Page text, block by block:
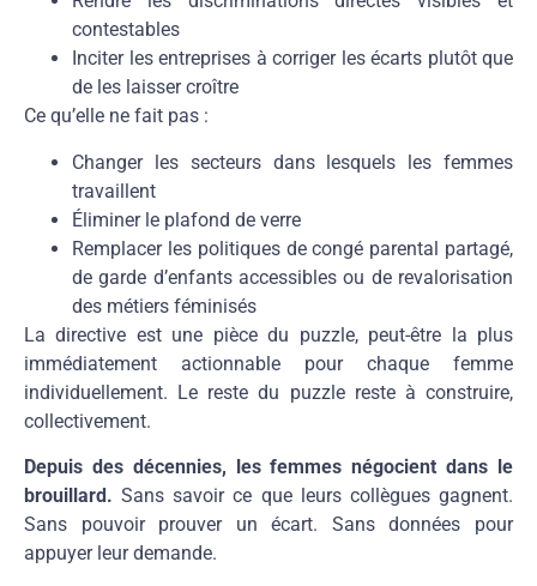
contestables
Inciter les entreprises à corriger les écarts plutôt que
de les laisser croître
Ce qu’elle ne fait pas :
Changer les secteurs dans lesquels les femmes
travaillent
Éliminer le plafond de verre
Remplacer les politiques de congé parental partagé,
de garde d’enfants accessibles ou de revalorisation
des métiers féminisés
La directive est une pièce du puzzle, peut-être la plus
immédiatement actionnable pour chaque femme
individuellement. Le reste du puzzle reste à construire,
collectivement.
Depuis des décennies, les femmes négocient dans le
brouillard. Sans savoir ce que leurs collègues gagnent.
Sans pouvoir prouver un écart. Sans données pour
appuyer leur demande.